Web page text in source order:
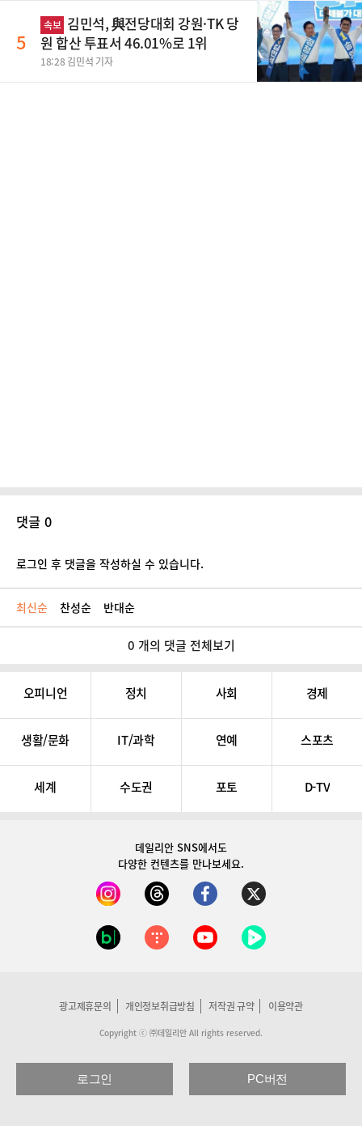
5
속보 김민석, 與전당대회 강원·TK 당
원 합산 투표서 46.01%로 1위
18:28 김민석 기자
댓글 0
로그인 후 댓글을 작성하실 수 있습니다.
최신순 찬성순 반대순
0 개의 댓글 전체보기
오피니언 정치 사회 경제
생활/문화 IT/과학 연예 스포츠
세계 수도권 포토 D-TV
데일리안 SNS에서도
다양한 컨텐츠를 만나보세요.
광고제휴문의 개인정보취급방침 저작권 규약 이용약관
Copyright ⓒ ㈜데일리안 All rights reserved.
로그인 PC버전